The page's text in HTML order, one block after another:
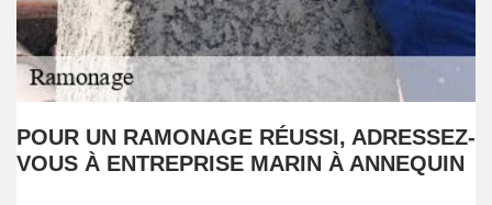
POUR UN RAMONAGE RÉUSSI, ADRESSEZ-
VOUS À ENTREPRISE MARIN À ANNEQUIN